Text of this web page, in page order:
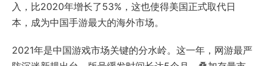
入，比2020年增长了53%，这也使得美国正式取代日
本，成为中国手游最大的海外市场。
2021年是中国游戏市场关键的分水岭。这一年，网游最严